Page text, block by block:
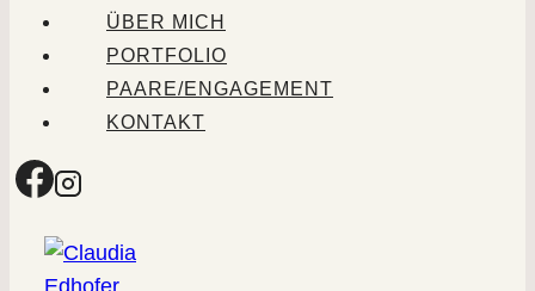
ÜBER MICH
PORTFOLIO
PAARE/ENGAGEMENT
KONTAKT